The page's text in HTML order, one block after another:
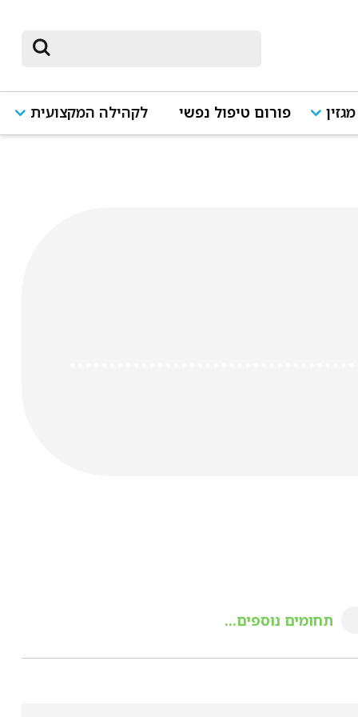
מגזין פורום טיפול נפשי לקהילה המקצועית
תחומים נוספים...